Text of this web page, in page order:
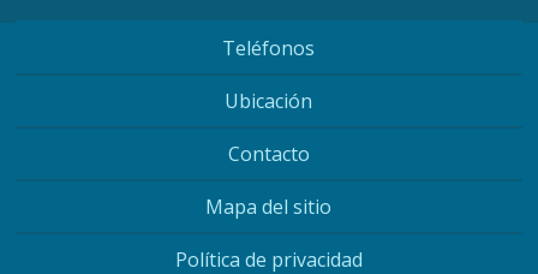
Teléfonos
Ubicación
Contacto
Mapa del sitio
Política de privacidad